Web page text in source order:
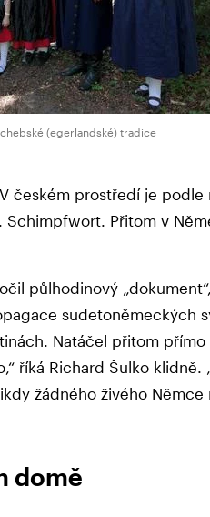
(egerlandské) tradice
českém prostředí je podle
Schimpfwort. Přitom v
půlhodinový
sudetoněmeckých
Natáčel přitom
říká Richard Šulko klidně.
žádného živého Němce
domě